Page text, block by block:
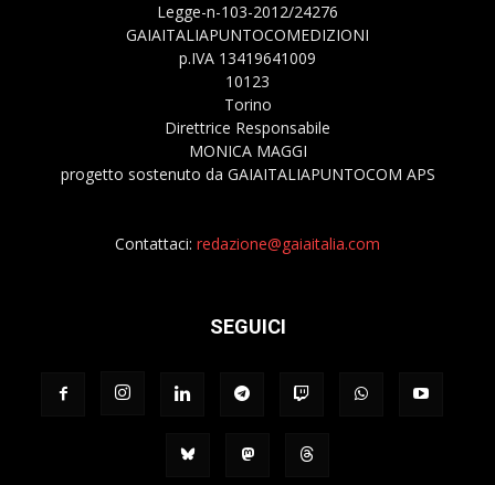
Legge-n-103-2012/24276
GAIAITALIAPUNTOCOMEDIZIONI
p.IVA 13419641009
10123
Torino
Direttrice Responsabile
MONICA MAGGI
progetto sostenuto da GAIAITALIAPUNTOCOM APS
Contattaci: redazione@gaiaitalia.com
SEGUICI